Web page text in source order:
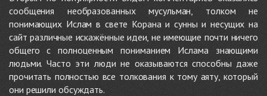
сообщения необразованных мусульман, толком не
понимающих Ислам в свете Корана и сунны и несущих на
сайт различные искажённые идеи, не имеющие почти ничего
общего с полноценным пониманием Ислама знающими
людьми. Часто эти люди не оказываются способны даже
прочитать полностью все толкования к тому аяту, который
они решили обсуждать.